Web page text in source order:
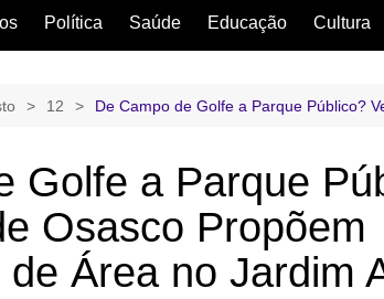
Política Saúde Educação Cultura
12 De Campo de Golfe a Parque Público?
Golfe a Parque
Osasco Propõem
Área no Jardim